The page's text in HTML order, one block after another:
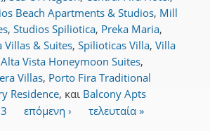
Beach Apartments & Studios, Mill
, Studios Spiliotica, Preka Maria,
Villas & Suites, Spilioticas Villa, Villa
Alta Vista Honeymoon Suites,
Villas, Porto Fira Traditional
Residence, και Balcony Apts
3 επόμενη › τελευταία »